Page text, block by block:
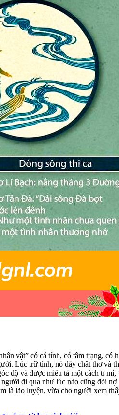
vật” có cá tính, có tâm trạng, có
Lúc trữ tình, nó đầy chất thơ và
độ và được miêu tả một cách tỉ
đi qua như lúc nào cũng đòi
lão luyện, vừa cho người xem